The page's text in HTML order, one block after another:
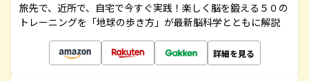
旅先で、近所で、自宅で今すぐ実践！楽しく脳を鍛える５０の
トレーニングを「地球の歩き方」が最新脳科学とともに解説
詳細を見る